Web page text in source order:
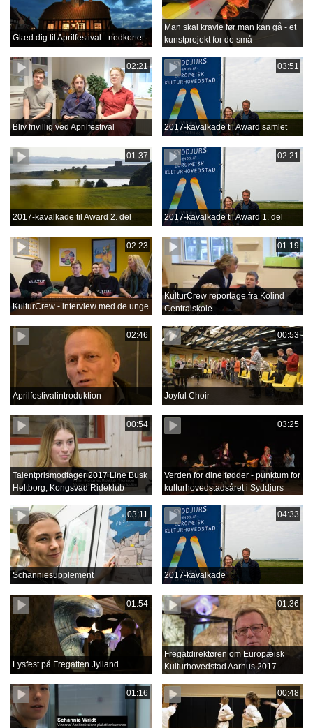
Glæd dig til Aprilfestival - nedkortet
Man skal kravle før man kan gå - et
kunstprojekt for de små
02:21
Bliv frivillig ved Aprilfestival
03:51
2017-kavalkade til Award samlet
01:37
2017-kavalkade til Award 2. del
02:21
2017-kavalkade til Award 1. del
02:23
KulturCrew - interview med de unge
01:19
KulturCrew reportage fra Kolind
Centralskole
02:46
Aprilfestivalintroduktion
00:53
Joyful Choir
00:54
Talentprismodtager 2017 Line Busk
Heltborg, Kongsvad Rideklub
03:25
Verden for dine fødder - punktum for
kulturhovedstadsåret i Syddjurs
03:11
Schanniesupplement
04:33
2017-kavalkade
01:54
Lysfest på Fregatten Jylland
01:36
Fregatdirektøren om Europæisk
Kulturhovedstad Aarhus 2017
01:16 00:48